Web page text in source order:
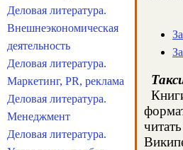
Деловая литература.
Внешнеэкономическая
деятельность
Деловая литература.
Маркетинг, PR, реклама
Деловая литература.
Менеджмент
Деловая литература.